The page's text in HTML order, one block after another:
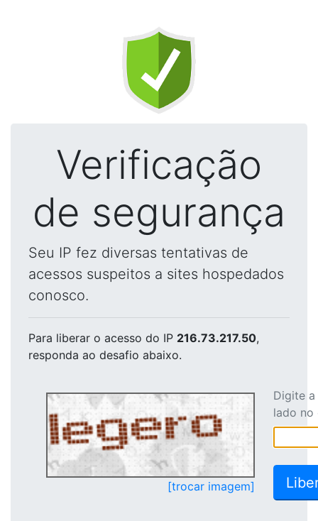
Verificação
de segurança
Seu IP fez diversas tentativas de
acessos suspeitos a sites hospedados
conosco.
Para liberar o acesso do IP 216.73.217.50,
responda ao desafio abaixo.
[trocar imagem]
Digite
lado no